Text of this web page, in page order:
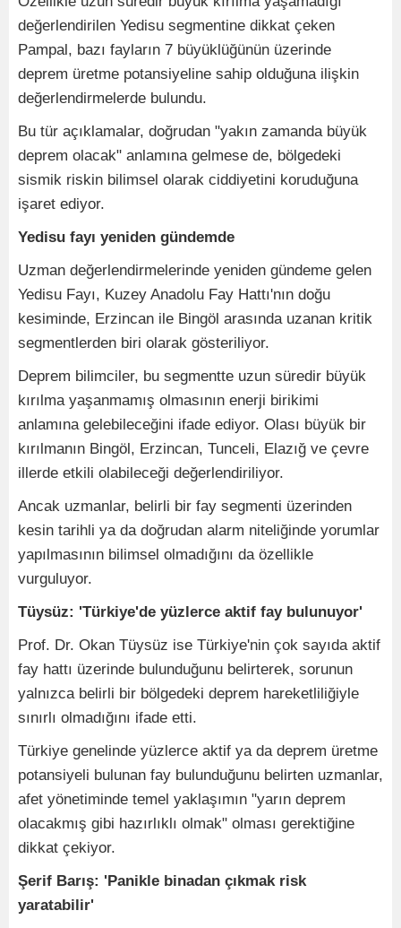
değerlendirilen Yedisu segmentine dikkat çeken
Pampal, bazı fayların 7 büyüklüğünün üzerinde
deprem üretme potansiyeline sahip olduğuna ilişkin
değerlendirmelerde bulundu.
Bu tür açıklamalar, doğrudan "yakın zamanda büyük
deprem olacak" anlamına gelmese de, bölgedeki
sismik riskin bilimsel olarak ciddiyetini koruduğuna
işaret ediyor.
Yedisu fayı yeniden gündemde
Uzman değerlendirmelerinde yeniden gündeme gelen
Yedisu Fayı, Kuzey Anadolu Fay Hattı'nın doğu
kesiminde, Erzincan ile Bingöl arasında uzanan kritik
segmentlerden biri olarak gösteriliyor.
Deprem bilimciler, bu segmentte uzun süredir büyük
kırılma yaşanmamış olmasının enerji birikimi
anlamına gelebileceğini ifade ediyor. Olası büyük bir
kırılmanın Bingöl, Erzincan, Tunceli, Elazığ ve çevre
illerde etkili olabileceği değerlendiriliyor.
Ancak uzmanlar, belirli bir fay segmenti üzerinden
kesin tarihli ya da doğrudan alarm niteliğinde yorumlar
yapılmasının bilimsel olmadığını da özellikle
vurguluyor.
Tüysüz: 'Türkiye'de yüzlerce aktif fay bulunuyor'
Prof. Dr. Okan Tüysüz ise Türkiye'nin çok sayıda aktif
fay hattı üzerinde bulunduğunu belirterek, sorunun
yalnızca belirli bir bölgedeki deprem hareketliliğiyle
sınırlı olmadığını ifade etti.
Türkiye genelinde yüzlerce aktif ya da deprem üretme
potansiyeli bulunan fay bulunduğunu belirten uzmanlar,
afet yönetiminde temel yaklaşımın "yarın deprem
olacakmış gibi hazırlıklı olmak" olması gerektiğine
dikkat çekiyor.
Şerif Barış: 'Panikle binadan çıkmak risk
yaratabilir'